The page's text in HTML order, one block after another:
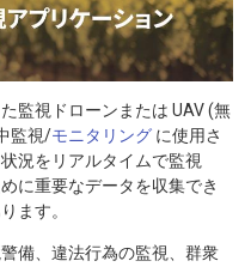
監視ドローンまたは UAV (無
監視/モニタリング に使用さ
況をリアルタイムで監視
に重要なデータを収集でき
ます。
備、違法行為の監視、群衆